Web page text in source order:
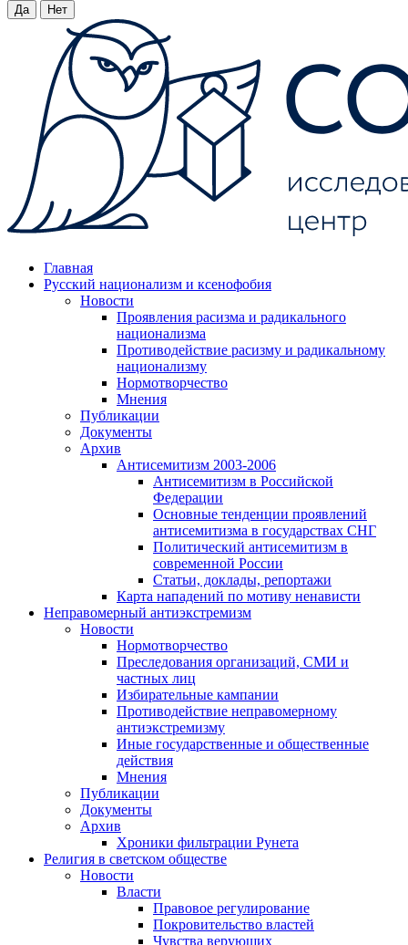
Да Нет
Главная
Русский национализм и ксенофобия
Новости
Проявления расизма и радикального
национализма
Противодействие расизму и радикальному
национализму
Нормотворчество
Мнения
Публикации
Документы
Архив
Антисемитизм 2003-2006
Антисемитизм в Российской
Федерации
Основные тенденции проявлений
антисемитизма в государствах СНГ
Политический антисемитизм в
современной России
Статьи, доклады, репортажи
Карта нападений по мотиву ненависти
Неправомерный антиэкстремизм
Новости
Нормотворчество
Преследования организаций, СМИ и
частных лиц
Избирательные кампании
Противодействие неправомерному
антиэкстремизму
Иные государственные и общественные
действия
Мнения
Публикации
Документы
Архив
Хроники фильтрации Рунета
Религия в светском обществе
Новости
Власти
Правовое регулирование
Покровительство властей
Чувства верующих